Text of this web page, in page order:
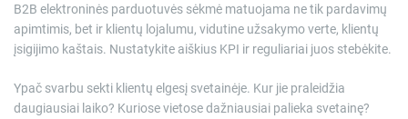
B2B elektroninės parduotuvės sėkmė matuojama ne tik pardavimų
apimtimis, bet ir klientų lojalumu, vidutine užsakymo verte, klientų
įsigijimo kaštais. Nustatykite aiškius KPI ir reguliariai juos stebėkite.
Ypač svarbu sekti klientų elgesį svetainėje. Kur jie praleidžia
daugiausiai laiko? Kuriose vietose dažniausiai palieka svetainę?